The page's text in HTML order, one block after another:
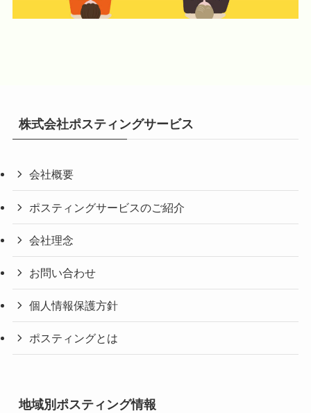
株式会社ポスティングサービス
会社概要
ポスティングサービスのご紹介
会社理念
お問い合わせ
個人情報保護方針
ポスティングとは
地域別ポスティング情報